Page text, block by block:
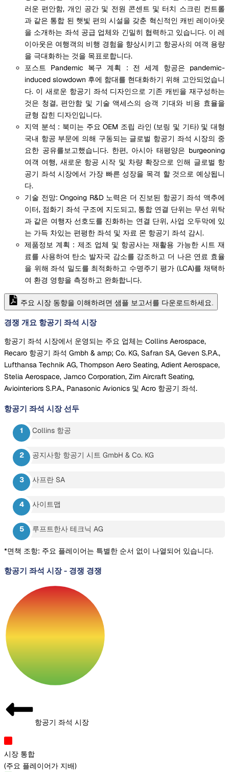
러운 편안함, 개인 공간 및 전원 콘센트 및 터치 스크린 컨트롤
과 같은 통합 된 햇빛 편의 시설을 갖춘 혁신적인 캐빈 레이아웃
을 소개하는 좌석 공급 업체와 긴밀히 협력하고 있습니다. 이 레
이아웃은 여행객의 비행 경험을 향상시키고 항공사의 여객 용량
을 극대화하는 것을 목표로합니다.
포스트 Pandemic 복구 계획 : 전 세계 항공은 pandemic-
induced slowdown 후에 함대를 현대화하기 위해 고안되었습니
다. 이 새로운 항공기 좌석 디자인으로 기존 캐빈을 재구성하는
것은 청결, 편안함 및 기술 액세스의 승객 기대와 비용 효율을
균형 잡힌 디자인입니다.
지역 분석 : 북미는 주요 OEM 조립 라인 (보링 및 기타) 및 대형
국내 항공 부문에 의해 구동되는 글로벌 항공기 좌석 시장의 중
요한 공유를보고했습니다. 한편, 아시아 태평양은 burgeoning
여객 여행, 새로운 항공 시작 및 차량 확장으로 인해 글로벌 항
공기 좌석 시장에서 가장 빠른 성장을 목격 할 것으로 예상됩니
다.
기술 전망: Ongoing R&D 노력은 더 진보된 항공기 좌석 액추에
이터, 점화기 좌석 구조에 지도되고, 통합 연결 단위는 무선 위탁
과 같은 여행자 선호도를 진화하는 연결 단위, 사업 오두막에 있
는 가득 차있는 편평한 좌석 및 자료 몬 항공기 좌석 감시.
제품정보 계획 : 제조 업체 및 항공사는 재활용 가능한 시트 재
료를 사용하여 탄소 발자국 감소를 강조하고 더 나은 연료 효율
을 위해 좌석 밀도를 최적화하고 수명주기 평가 (LCA)를 채택하
여 환경 영향을 측정하고 완화합니다.
주요 시장 동향을 이해하려면 샘플 보고서를 다운로드하세요.
경쟁 개요 항공기 좌석 시장
항공기 좌석 시장에서 운영되는 주요 업체는 Collins Aerospace,
Recaro 항공기 좌석 Gmbh & amp; Co. KG, Safran SA, Geven S.P.A.,
Lufthansa Technik AG, Thompson Aero Seating, Adient Aerospace,
Stelia Aerospace, Jamco Corporation, Zim Aircraft Seating,
Aviointeriors S.P.A., Panasonic Avionics 및 Acro 항공기 좌석.
항공기 좌석 시장 선두
Collins 항공
공지사항 항공기 시트 GmbH & Co. KG
사프란 SA
사이트맵
루프트한사 테크닉 AG
*면책 조항: 주요 플레이어는 특별한 순서 없이 나열되어 있습니다.
항공기 좌석 시장- 경쟁 경쟁
항공기 좌석 시장
시장 통합
(주요 플레이어가 지배)